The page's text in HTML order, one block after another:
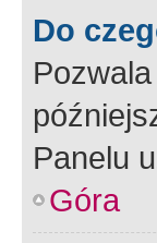
Do
Panelu
Góra